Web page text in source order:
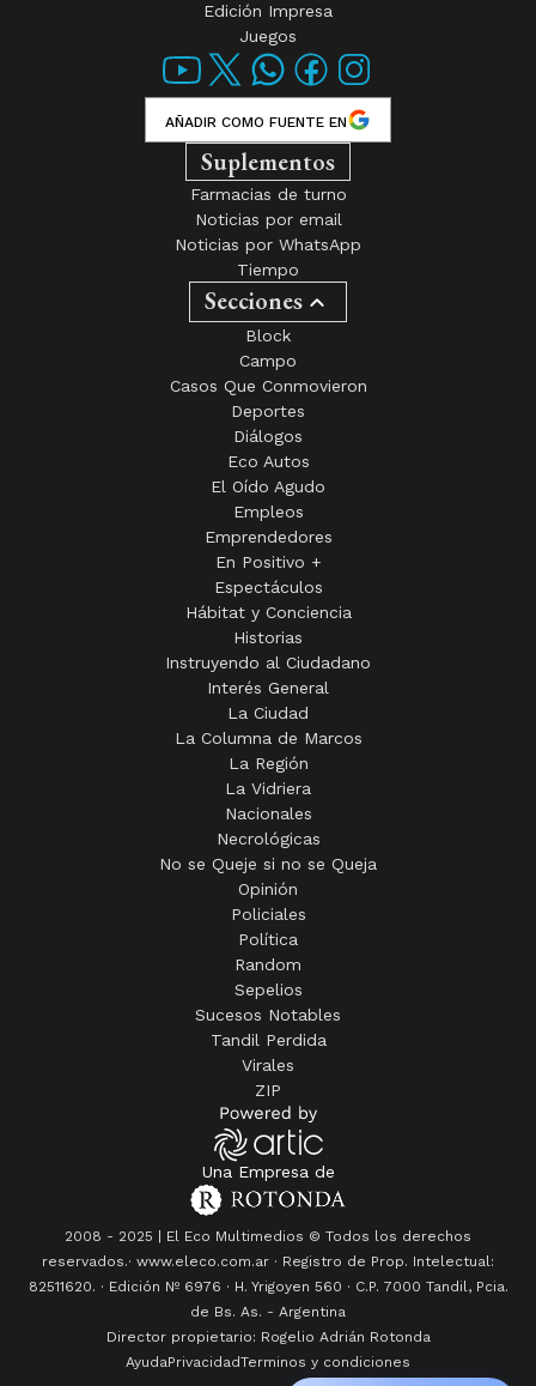
Edición Impresa
Juegos
AÑADIR COMO FUENTE EN
Suplementos
Farmacias de turno
Noticias por email
Noticias por WhatsApp
Tiempo
Secciones
Block
Campo
Casos Que Conmovieron
Deportes
Diálogos
Eco Autos
El Oído Agudo
Empleos
Emprendedores
En Positivo +
Espectáculos
Hábitat y Conciencia
Historias
Instruyendo al Ciudadano
Interés General
La Ciudad
La Columna de Marcos
La Región
La Vidriera
Nacionales
Necrológicas
No se Queje si no se Queja
Opinión
Policiales
Política
Random
Sepelios
Sucesos Notables
Tandil Perdida
Virales
ZIP
Una Empresa de
2008 - 2025 | El Eco Multimedios © Todos los derechos
reservados.· www.eleco.com.ar · Registro de Prop. Intelectual:
82511620. · Edición Nº 6976 · H. Yrigoyen 560 · C.P. 7000 Tandil, Pcia.
de Bs. As. - Argentina
Director propietario: Rogelio Adrián Rotonda
AyudaPrivacidadTerminos y condiciones